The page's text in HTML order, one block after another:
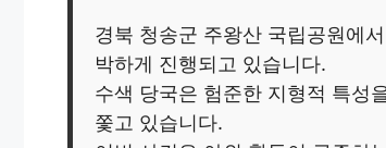
경북 청송군 주왕산 국립공원에
박하게 진행되고 있습니다.
수색 당국은 험준한 지형적 특성
쫓고 있습니다.